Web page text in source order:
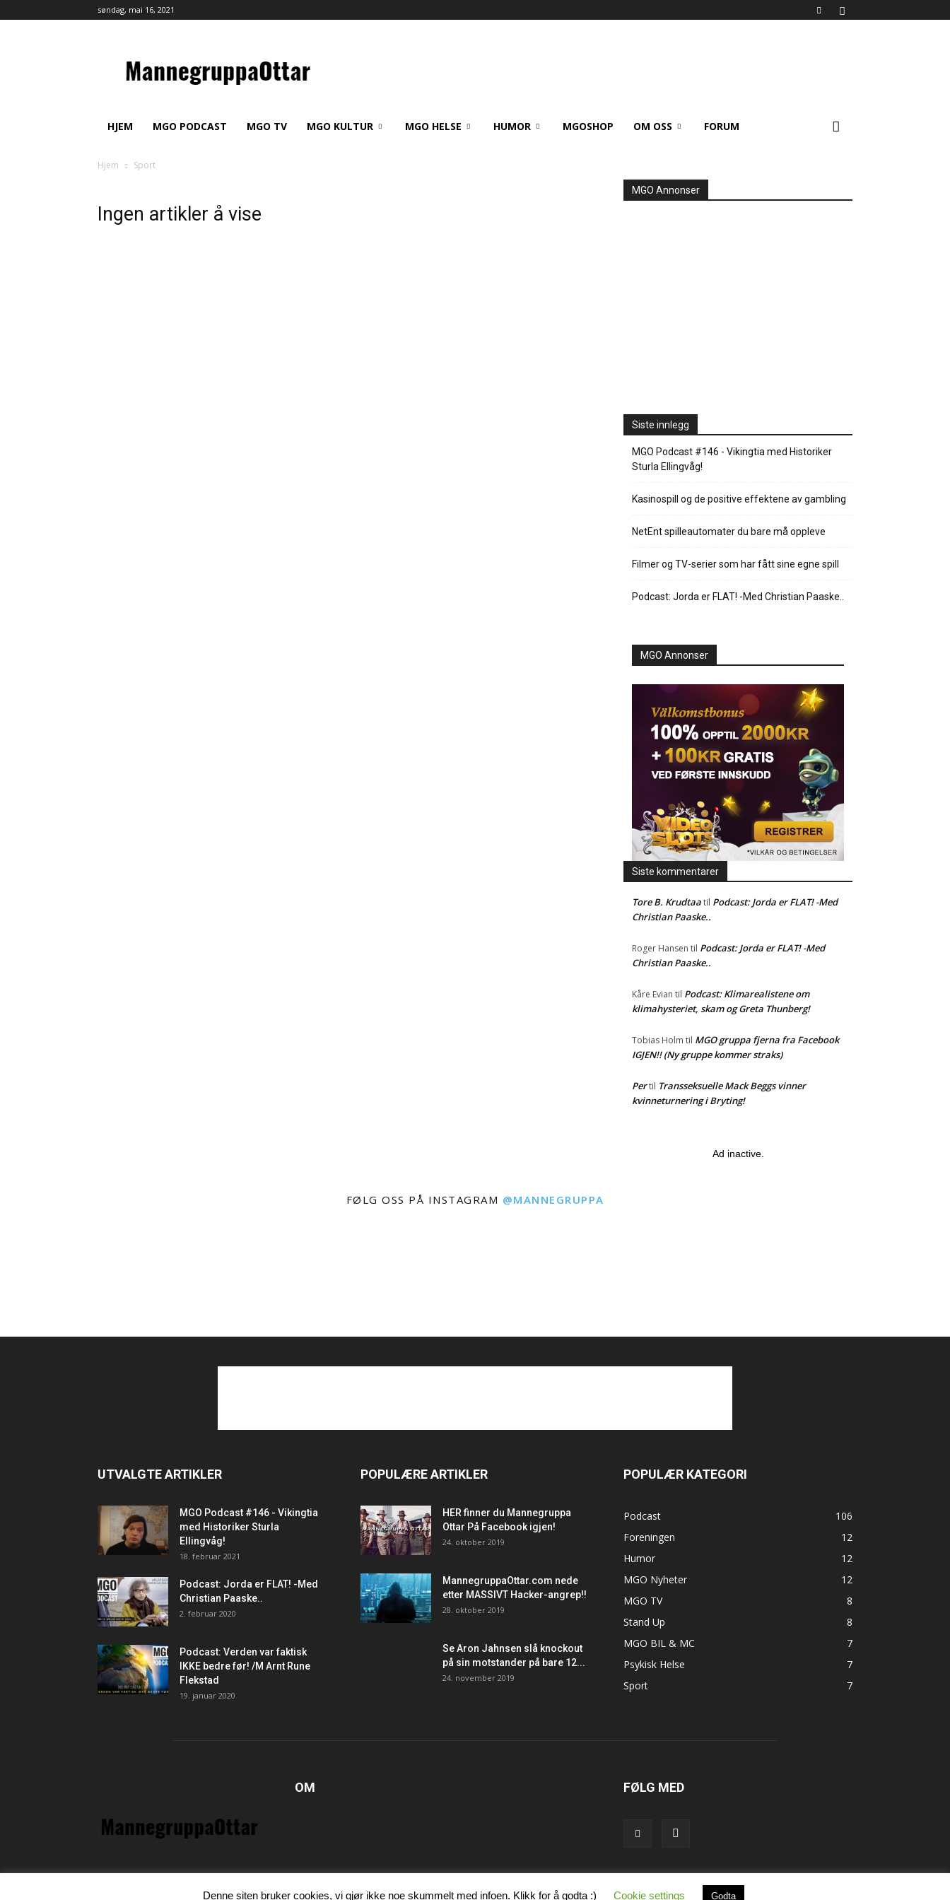
søndag, mai 16, 2021
HJEM MGO PODCAST MGO TV MGO KULTUR MGO HELSE HUMOR MGOSHOP OM OSS FORUM
Hjem Sport
Ingen artikler å vise
MGO Annonser
Siste innlegg
MGO Podcast #146 - Vikingtia med Historiker
Sturla Ellingvåg!
Kasinospill og de positive effektene av gambling
NetEnt spilleautomater du bare må oppleve
Filmer og TV-serier som har fått sine egne spill
Podcast: Jorda er FLAT! -Med Christian Paaske..
MGO Annonser
Siste kommentarer
Tore B. Krudtaatil Podcast: Jorda er FLAT! -Med
Christian Paaske..
Roger Hansen til Podcast: Jorda er FLAT! -Med
Christian Paaske..
Kåre Evian til Podcast: Klimarealistene om
klimahysteriet, skam og Greta Thunberg!
Tobias Holm til MGO gruppa fjerna fra Facebook
IGJEN!! (Ny gruppe kommer straks)
Pertil Transseksuelle Mack Beggs vinner
kvinneturnering i Bryting!
Ad inactive.
FØLG OSS PÅ INSTAGRAM @MANNEGRUPPA
UTVALGTE ARTIKLER
MGO Podcast #146 - Vikingtia
med Historiker Sturla
Ellingvåg!
18. februar 2021
Podcast: Jorda er FLAT! -Med
Christian Paaske..
2. februar 2020
Podcast: Verden var faktisk
IKKE bedre før! /M Arnt Rune
Flekstad
19. januar 2020
POPULÆRE ARTIKLER
HER finner du Mannegruppa
Ottar På Facebook igjen!
24. oktober 2019
MannegruppaOttar.com nede
etter MASSIVT Hacker-angrep!!
28. oktober 2019
Se Aron Jahnsen slå knockout
på sin motstander på bare 12...
24. november 2019
POPULÆR KATEGORI
Podcast
106
Foreningen
12
Humor
12
MGO Nyheter
12
MGO TV
8
Stand Up
8
MGO BIL & MC
7
Psykisk Helse
7
Sport
7
OM FØLG MED
Denne siten bruker cookies, vi gjør ikke noe skummelt med infoen. Klikk for å godta :) Cookie settings Godta